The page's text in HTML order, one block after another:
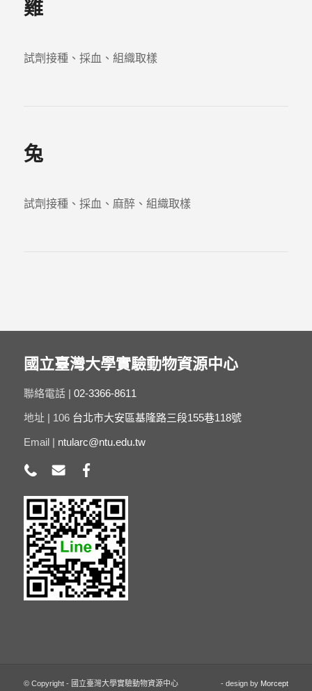
雞
試劑接種、採血、組織取樣
兔
試劑接種、採血、麻醉、組織取樣
國立臺灣大學實驗動物資源中心
聯絡電話 | 02-3366-8611
地址 | 106 台北市大安區基隆路三段155巷118號
Email | ntularc@ntu.edu.tw
© Copyright - 國立臺灣大學實驗動物資源中心 - design by Morcept